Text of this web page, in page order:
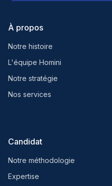
À propos
Notre histoire
L'équipe Homini
Notre stratégie
Nos services
Candidat
Notre méthodologie
Expertise